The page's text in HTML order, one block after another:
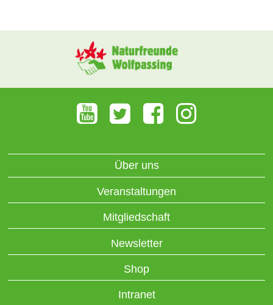
Über uns
Veranstaltungen
Mitgliedschaft
Newsletter
Shop
Intranet